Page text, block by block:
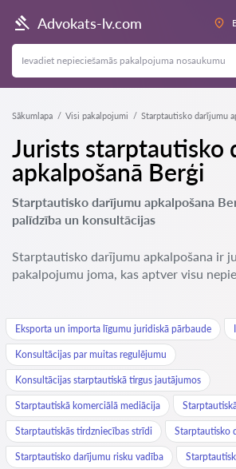
Advokats-lv.com
Sākumlapa Visi pakalpojumi Starptautisko darījumu
Jurists starptautisko
apkalpošanā Berģi
Starptautisko darījumu apkalpošana
palīdzība un konsultācijas
Starptautisko darījumu apkalpošana ir
pakalpojumu joma, kas aptver visu
Eksporta un importa līgumu juridiskā pārbaude
Konsultācijas par muitas regulējumu
Konsultācijas starptautiskā tirgus jautājumos
Starptautiskā komerciālā mediācija
Starptautiskās tirdzniecības strīdi Starptautisko
Starptautisko darījumu risku vadība